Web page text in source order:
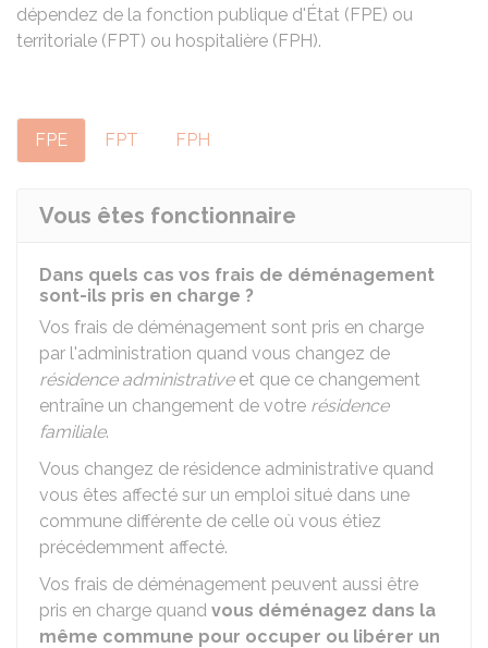
dépendez de la fonction publique d'État (FPE) ou
territoriale (FPT) ou hospitalière (FPH).
FPE FPT FPH
Vous êtes fonctionnaire
Dans quels cas vos frais de déménagement
sont-ils pris en charge ?
Vos frais de déménagement sont pris en charge
par l'administration quand vous changez de
résidence administrativeet que ce changement
entraîne un changement de votre résidence
familiale.
Vous changez de résidence administrative quand
vous êtes affecté sur un emploi situé dans une
commune différente de celle où vous étiez
précédemment affecté.
Vos frais de déménagement peuvent aussi être
pris en charge quand vous déménagez dans la
même commune pour occuper ou libérer un